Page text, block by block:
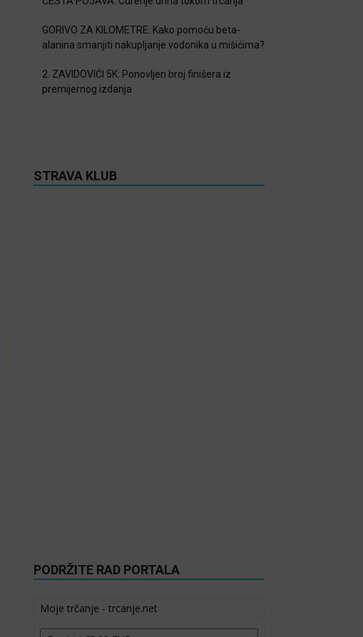
GORIVO ZA KILOMETRE: Kako pomoću beta-
alanina smanjiti nakupljanje vodonika u mišićima?
2. ZAVIDOVIĆI 5K: Ponovljen broj finišera iz
premijernog izdanja
STRAVA KLUB
PODRŽITE RAD PORTALA
Moje trčanje - trcanje.net